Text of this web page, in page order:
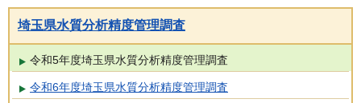
埼玉県水質分析精度管理調査
令和5年度埼玉県水質分析精度管理調査
令和6年度埼玉県水質分析精度管理調査